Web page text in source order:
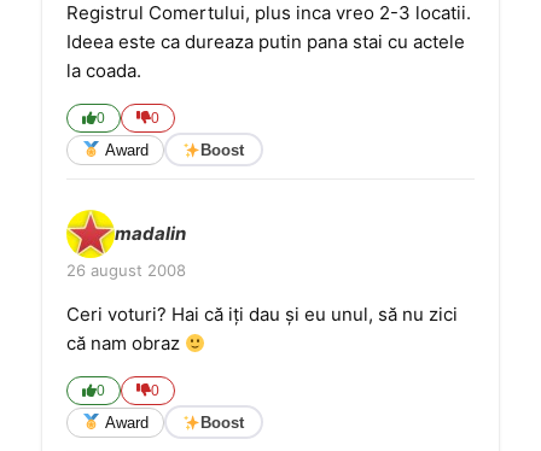
Registrul Comertului, plus inca vreo 2-3 locatii.
Ideea este ca dureaza putin pana stai cu actele
la coada.
0 0
Award Boost
madalin
26 august 2008
Ceri voturi? Hai că iţi dau şi eu unul, să nu zici
că nam obraz
0 0
Award Boost